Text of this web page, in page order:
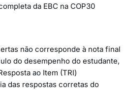
da EBC na COP30
não corresponde à nota final
do desempenho do estudante,
ao Item (TRI)
das respostas corretas do